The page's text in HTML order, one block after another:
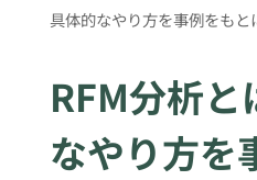
具体的なやり方を事例をもと
RFM分析
なやり方を